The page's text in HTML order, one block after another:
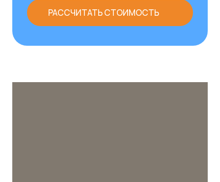
РАССЧИТАТЬ СТОИМОСТЬ